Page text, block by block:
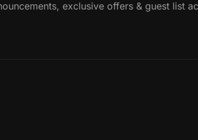
exclusive offers & guest list